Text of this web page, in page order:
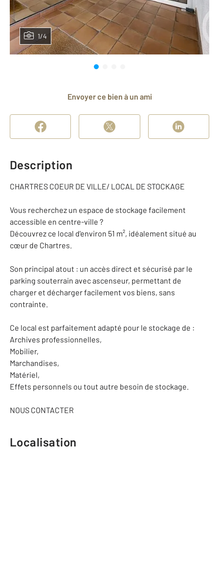
1/4
Envoyer ce bien à un ami
Description
CHARTRES COEUR DE VILLE/ LOCAL DE STOCKAGE
Vous recherchez un espace de stockage facilement
accessible en centre-ville ?
Découvrez ce local d'environ 51 m², idéalement situé au
cœur de Chartres.
Son principal atout : un accès direct et sécurisé par le
parking souterrain avec ascenseur, permettant de
charger et décharger facilement vos biens, sans
contrainte.
Ce local est parfaitement adapté pour le stockage de :
Archives professionnelles,
Mobilier,
Marchandises,
Matériel,
Effets personnels ou tout autre besoin de stockage.
NOUS CONTACTER
Localisation